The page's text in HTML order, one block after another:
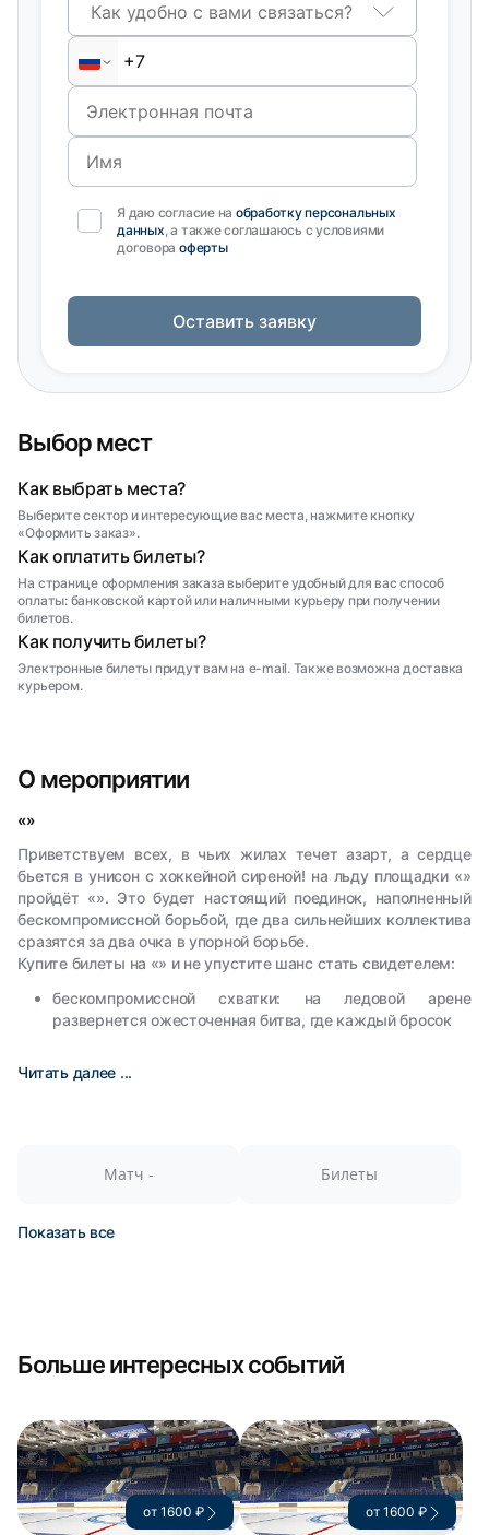
Выбор мест
Как выбрать места?
Выберите сектор и интересующие вас места, нажмите кнопку
«Оформить заказ».
Как оплатить билеты?
На странице оформления заказа выберите удобный для вас способ
оплаты: банковской картой или наличными курьеру при получении
билетов.
Как получить билеты?
Электронные билеты придут вам на e-mail. Также возможна доставка
курьером.
Как удобно с вами связаться?
Я даю согласие на обработку персональных
данных, а также соглашаюсь с условиями
договора оферты
Оставить заявку
О мероприятии
«»
Приветствуем всех, в чьих жилах течет азарт, а сердце
бьется в унисон с хоккейной сиреной! на льду площадки «»
пройдёт «». Это будет настоящий поединок, наполненный
бескомпромиссной борьбой, где два сильнейших коллектива
сразятся за два очка в упорной борьбе.
Купите билеты на «» и не упустите шанс стать свидетелем:
бескомпромиссной схватки: на ледовой арене
развернется ожесточенная битва, где каждый бросок
Читать далее ...
Матч - Билеты
Показать все
Больше интересных событий
от 1600 ₽
от 1600 ₽